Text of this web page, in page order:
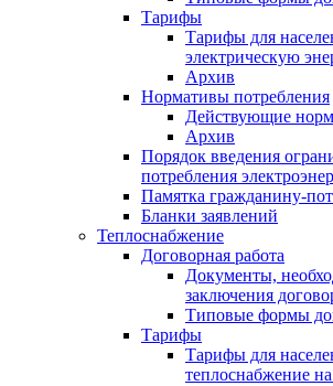
Тарифы
Тарифы для
электрическую
Архив
Нормативы потребления
Действующие
Архив
Порядок введения
потребления
Памятка гражданину-
Бланки заявлений
Теплоснабжение
Договорная работа
Документы,
заключения
Типовые формы
Тарифы
Тарифы для
теплоснабжение на